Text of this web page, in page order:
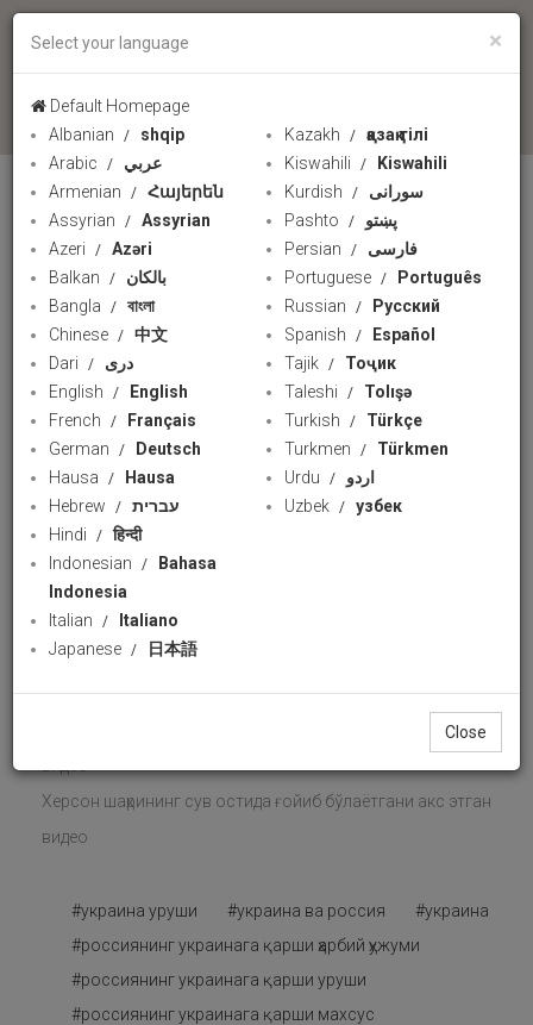
language
×
Select your language
Default Homepage
Albanian
shqip
Arabic
عربي
Armenian
Հայերեն
Assyrian
Assyrian
Azeri
Azəri
Balkan
بالکان
Bangla
বাংলা
Chinese
中文
Dari
دری
English
English
French
Français
German
Deutsch
Hausa
Hausa
Hebrew
עברית
Hindi
हिन्दी
Indonesian
Bahasa
Indonesia
Italian
Italiano
Japanese
日本語
Kazakh
қазақ тілі
Kiswahili
Kiswahili
Kurdish
سورانی
Pashto
پښتو
Persian
فارسی
Portuguese
Português
Russian
Русский
Spanish
Español
Tajik
Тоҷик
Taleshi
Tolışə
Turkish
Türkçe
Turkmen
Türkmen
Urdu
اردو
Uzbek
узбек
Close
Херсон шаҳрининг сув остида ғойиб
бўлаётгани акс этган видео
Uzbek
76 views 10 June 2023
likes
Херсон шаҳрининг сув остида ғойиб бўлаётгани акс этган
Херсон шаҳрининг сув остида ғойиб бўлаётгани акс этган
видео
#украина уруши #украина ва россия
#украина
#россиянинг украинага қарши ҳарбий ҳужуми
#россиянинг украинага қарши уруши
#россиянинг украинага қарши махсус